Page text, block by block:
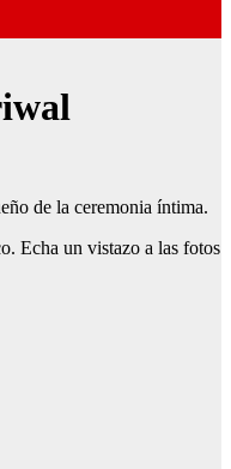
de la ceremonia íntima.
Echa un vistazo a las fotos